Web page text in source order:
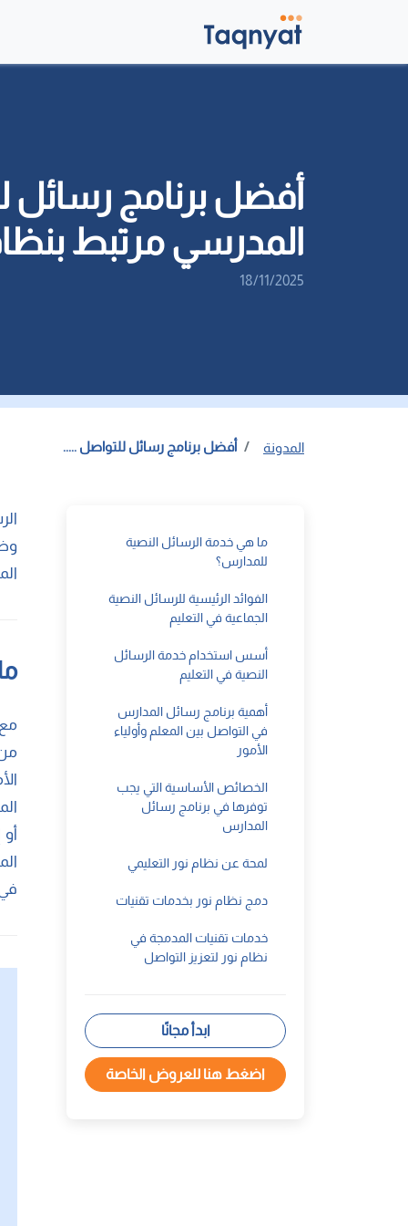
أفضل برنامج رسائل
المدرسي مرتبط
18/11/2025
المدونة أفضل برنامج رسائل للتواصل .....
ما هي خدمة الرسائل النصية
للمدارس؟
الفوائد الرئيسية للرسائل النصية
الجماعية في التعليم
أسس استخدام خدمة الرسائل
النصية في التعليم
أهمية برنامج رسائل المدارس
في التواصل بين المعلم وأولياء
الأمور
الخصائص الأساسية التي يجب
توفرها في برنامج رسائل
المدارس
لمحة عن نظام نور التعليمي
دمج نظام نور بخدمات تقنيات
خدمات تقنيات المدمجة في
نظام نور لتعزيز التواصل
ابدأ مجانًا
اضغط هنا للعروض الخاصة